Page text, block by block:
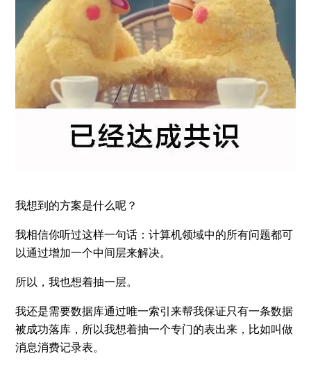
我想到的方案是什么呢？
我相信你听过这样一句话：计算机领域中的所有问题都可
以通过增加一个中间层来解决。
所以，我也想着抽一层。
我还是需要数据库通过唯一索引来帮我保证只有一条数据
被成功落库，所以我想着抽一个专门的表出来，比如叫做
消息消费记录表。